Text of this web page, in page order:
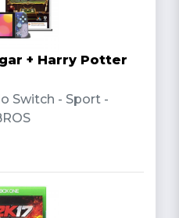
+ Harry Potter
Switch - Sport -